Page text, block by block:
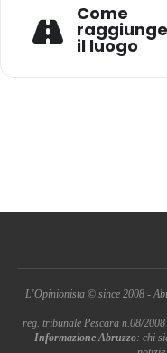
Come
il luogo
L'Opinionista © since 2008 -
reg. tribunale Pescara n.08/
Informazione Abruzzo: chi